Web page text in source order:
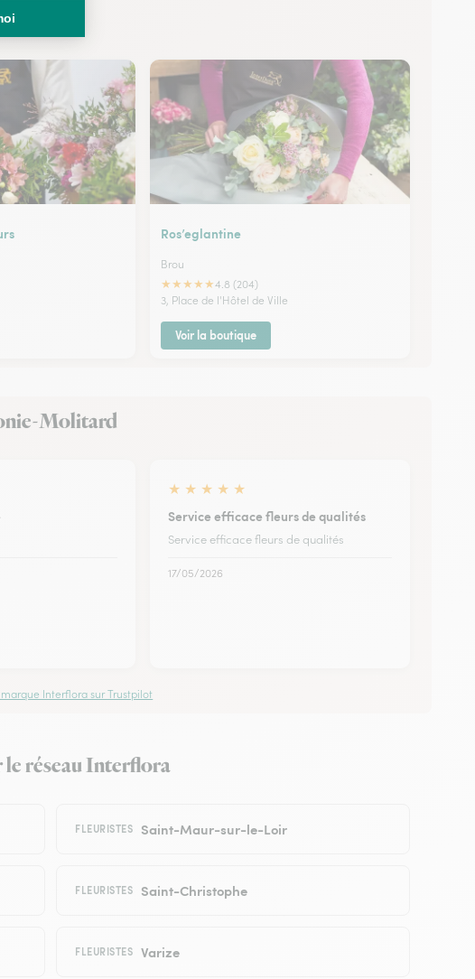
Ros’eglantine
Brou
★★★★★4.8 (204)
3, Place de l'Hôtel de Ville
Voir la boutique
Molitard
★ ★ ★ ★ ★
Service efficace fleurs de qualités
Service efficace fleurs de qualités
17/05/2026
Interflora sur Trustpilot
réseau Interflora
FLEURISTES Saint-Maur-sur-le-Loir
FLEURISTES Saint-Christophe
FLEURISTES Varize